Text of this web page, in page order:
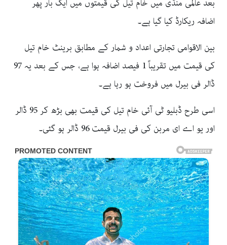
بعد عالمی منڈی میں خام تیل کی قیمتوں میں ایک بار پھر
اضافہ ریکارڈ کیا گیا ہے۔
بین الاقوامی تجارتی اعداد و شمار کے مطابق برینٹ خام تیل
کی قیمت میں تقریباً 1 فیصد اضافہ ہوا ہے، جس کے بعد یہ 97
ڈالر فی بیرل میں فروخت ہو رہا ہے۔
اسی طرح ڈبلیو ٹی آئی خام تیل کی قیمت بھی بڑھ کر 95 ڈالر
اور یو اے ای مربن کی فی بیرل قیمت 96 ڈالر ہو گئی۔